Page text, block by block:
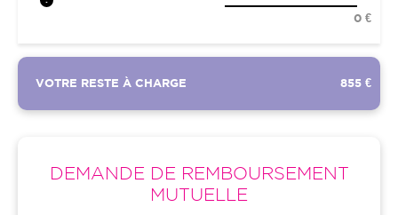
0 €
VOTRE RESTE À CHARGE 855 €
DEMANDE DE REMBOURSEMENT
MUTUELLE